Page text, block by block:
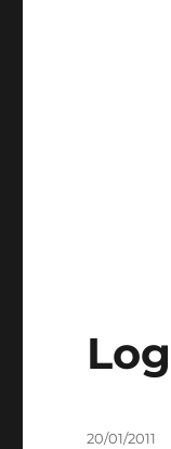
Posted
20/01/2011